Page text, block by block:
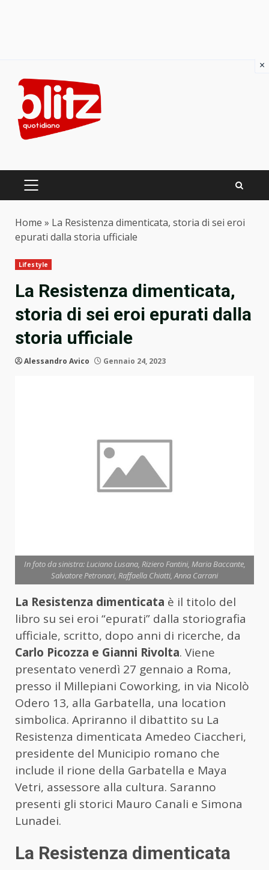
content
PRIMARY
Home » La Resistenza dimenticata, storia di sei eroi
epurati dalla storia ufficiale
Lifestyle
La Resistenza dimenticata,
storia di sei eroi epurati dalla
storia ufficiale
Alessandro Avico Gennaio 24, 2023
In foto da sinistra: Luciano Lusana, Riziero Fantini, Maria Baccante,
Salvatore Petronari, Raffaella Chiatti, Anna Carrani
La Resistenza dimenticata è il titolo del
libro su sei eroi “epurati” dalla storiografia
ufficiale, scritto, dopo anni di ricerche, da
Carlo Picozza e Gianni Rivolta. Viene
presentato venerdì 27 gennaio a Roma,
presso il Millepiani Coworking, in via Nicolò
Odero 13, alla Garbatella, una location
simbolica. Apriranno il dibattito su La
Resistenza dimenticata Amedeo Ciaccheri,
presidente del Municipio romano che
include il rione della Garbatella e Maya
Vetri, assessore alla cultura. Saranno
presenti gli storici Mauro Canali e Simona
Lunadei.
La Resistenza dimenticata
×